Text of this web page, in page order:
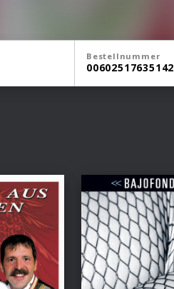
Bestellnummer
00602517635142